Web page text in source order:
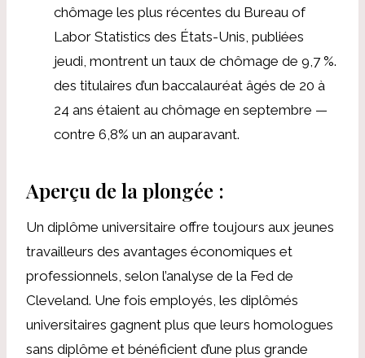
chômage les plus récentes du Bureau of
Labor Statistics des États-Unis, publiées
jeudi, montrent un taux de chômage de 9,7 %.
des titulaires d’un baccalauréat âgés de 20 à
24 ans étaient au chômage en septembre —
contre 6,8% un an auparavant.
Aperçu de la plongée :
Un diplôme universitaire offre toujours aux jeunes
travailleurs des avantages économiques et
professionnels, selon l’analyse de la Fed de
Cleveland. Une fois employés, les diplômés
universitaires gagnent plus que leurs homologues
sans diplôme et bénéficient d’une plus grande